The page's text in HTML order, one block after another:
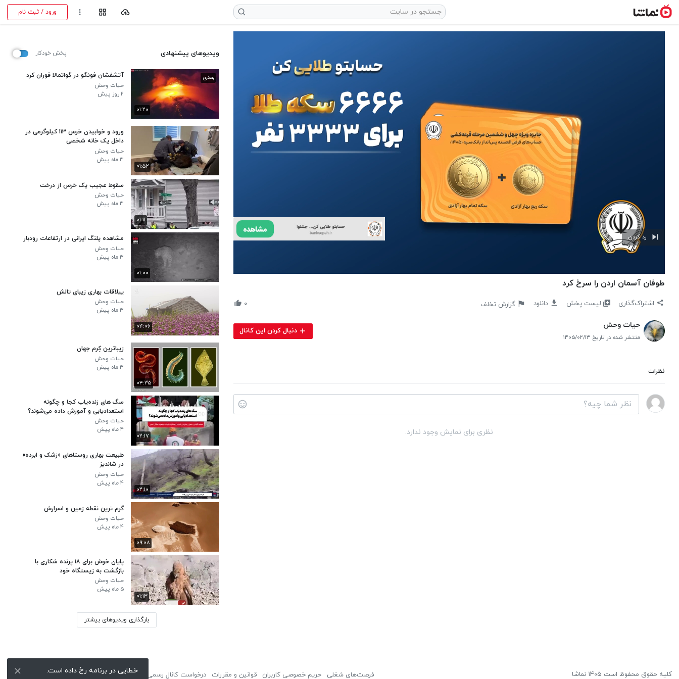
ورود / ثبت نام
رد کردن
طوفان آسمان اردن را سرخ کرد
اشتراک‌گذاری لیست پخش دانلود گزارش تخلف ۰
حیات وحش
منتشر شده در تاریخ ۱۴۰۵/۰۲/۱۳
دنبال کردن این کانال
نظرات
نظری برای نمایش وجود ندارد.
ویدیوهای پیشنهادی پخش خودکار
۰۱:۲۰
بعدی آتشفشان فوئگو در گواتمالا فوران کرد
حیات وحش
۲ روز پیش
۰۱:۵۲
ورود و خوابیدن خرس ۱۱۳ کیلوگرمی در
داخل یک خانه شخصی
حیات وحش
۳ ماه پیش
۰۱:۱۱
سقوط عجیب یک خرس از درخت
حیات وحش
۳ ماه پیش
۰۱:۰۰
مشاهده پلنگ ایرانی در ارتفاعات رودبار
حیات وحش
۳ ماه پیش
۰۴:۰۶
ییلاقات بهاری زیبای تالش
حیات وحش
۳ ماه پیش
۰۴:۳۵
زیباترین کِرم جهان
حیات وحش
۳ ماه پیش
۰۲:۱۷
سگ های زنده‌یاب کجا و چگونه
استعدادیابی و آموزش داده می‌شوند؟
حیات وحش
۴ ماه پیش
۰۲:۱۰
طبیعت بهاری روستاهای «زشک و ابرده»
در شاندیز
حیات وحش
۴ ماه پیش
۰۹:۰۸
گرم ترین نقطه زمین و اسرارش
حیات وحش
۴ ماه پیش
۰۱:۱۳
پایان خوش برای ۱۸ پرنده شکاری با
بازگشت به زیستگاه خود
حیات وحش
۵ ماه پیش
بارگذاری ویدیوهای بیشتر
کلیه حقوق محفوظ است ۱۴۰۵ نماشا فرصت‌های شغلی حریم خصوصی کاربران قوانین و مقررات درخواست کانال رسمی لوگوی نماشا تبلیغات گزارش تخلف تماس با ما خطایی در برنامه رخ داده است.